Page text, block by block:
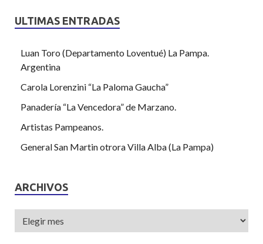
ULTIMAS ENTRADAS
Luan Toro (Departamento Loventué) La Pampa.
Argentina
Carola Lorenzini “La Paloma Gaucha”
Panadería “La Vencedora” de Marzano.
Artistas Pampeanos.
General San Martin otrora Villa Alba (La Pampa)
ARCHIVOS